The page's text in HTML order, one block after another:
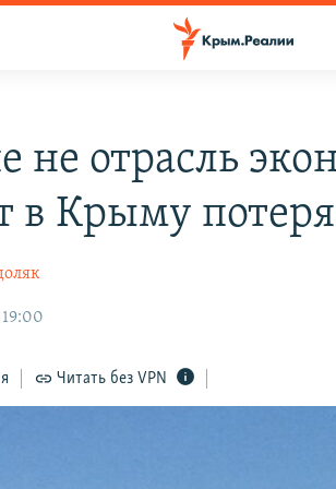
не отрасль
в Крыму
19:00
Читать без VPN